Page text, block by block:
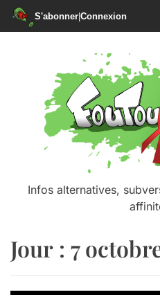
S'abonner|Connexion
Infos alternatives,
Jour : 7